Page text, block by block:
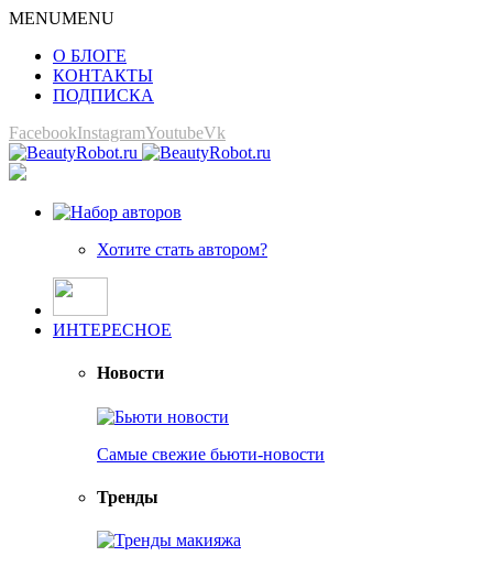
MENUMENU
О БЛОГЕ
КОНТАКТЫ
ПОДПИСКА
FacebookInstagramYoutubeVk
Хотите стать автором?
ИНТЕРЕСНОЕ
Новости
Самые свежие бьюти-новости
Тренды